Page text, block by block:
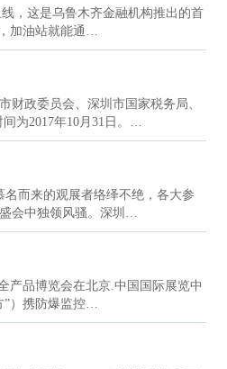
，这是乌鲁木齐金融机构推出的首
加油站就能通…
政委员会、深圳市国家税务局、
为2017年10月31日。…
名而来的观展者络绎不绝，各大参
会中独领风骚。深圳…
产品博览会在北京.中国国际展览中
”）携防爆监控…